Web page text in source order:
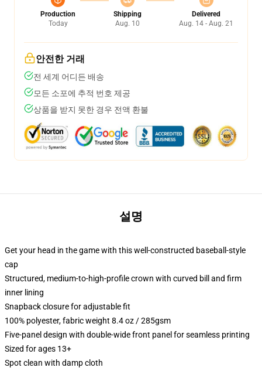
Production
Today
Shipping
Aug. 10
Delivered
Aug. 14 - Aug. 21
안전한 거래
전 세계 어디든 배송
모든 소포에 추적 번호 제공
상품을 받지 못한 경우 전액 환불
설명
Get your head in the game with this well-constructed baseball-style
cap
Structured, medium-to-high-profile crown with curved bill and firm
inner lining
Snapback closure for adjustable fit
100% polyester, fabric weight 8.4 oz / 285gsm
Five-panel design with double-wide front panel for seamless printing
Sized for ages 13+
Spot clean with damp cloth